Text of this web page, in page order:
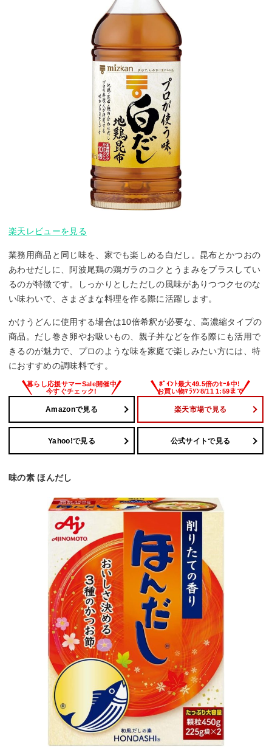
楽天レビューを見る
業務用商品と同じ味を、家でも楽しめる白だし。昆布とかつおの
あわせだしに、阿波尾鶏の鶏ガラのコクとうまみをプラスしてい
るのが特徴です。しっかりとしただしの風味がありつつクセのな
い味わいで、さまざまな料理を作る際に活躍します。
かけうどんに使用する場合は10倍希釈が必要な、高濃縮タイプの
商品。だし巻き卵やお吸いもの、親子丼などを作る際にも活用で
きるのが魅力で、プロのような味を家庭で楽しみたい方には、特
におすすめの調味料です。
Amazonで見る 楽天市場で見る
Yahoo!で見る 公式サイトで見る
味の素 ほんだし